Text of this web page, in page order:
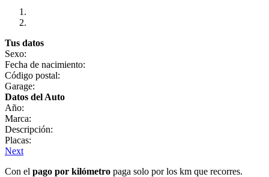
Tus datos
Sexo:
Fecha de nacimiento:
Código postal:
Garage:
Datos del Auto
Año:
Marca:
Descripción:
Placas:
Next
Con el pago por kilómetro paga solo por los km que recorres.